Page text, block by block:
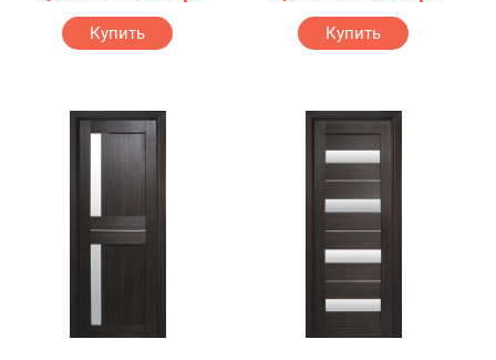
Купить Купить